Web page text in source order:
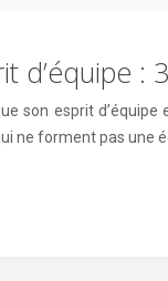
d’équipe
son esprit
ne forment pas une